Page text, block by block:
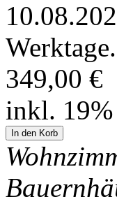
Werktage.
349,00 €
inkl.